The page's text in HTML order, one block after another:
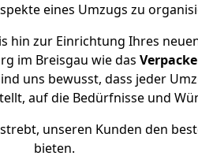
eines Umzugs zu
hin zur Einrichtung Ihres
im Breisgau wie das
uns bewusst, dass jeder
auf die Bedürfnisse und
unseren Kunden den
bieten.